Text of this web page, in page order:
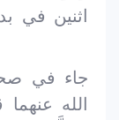
اثنين في
جاء في
الله